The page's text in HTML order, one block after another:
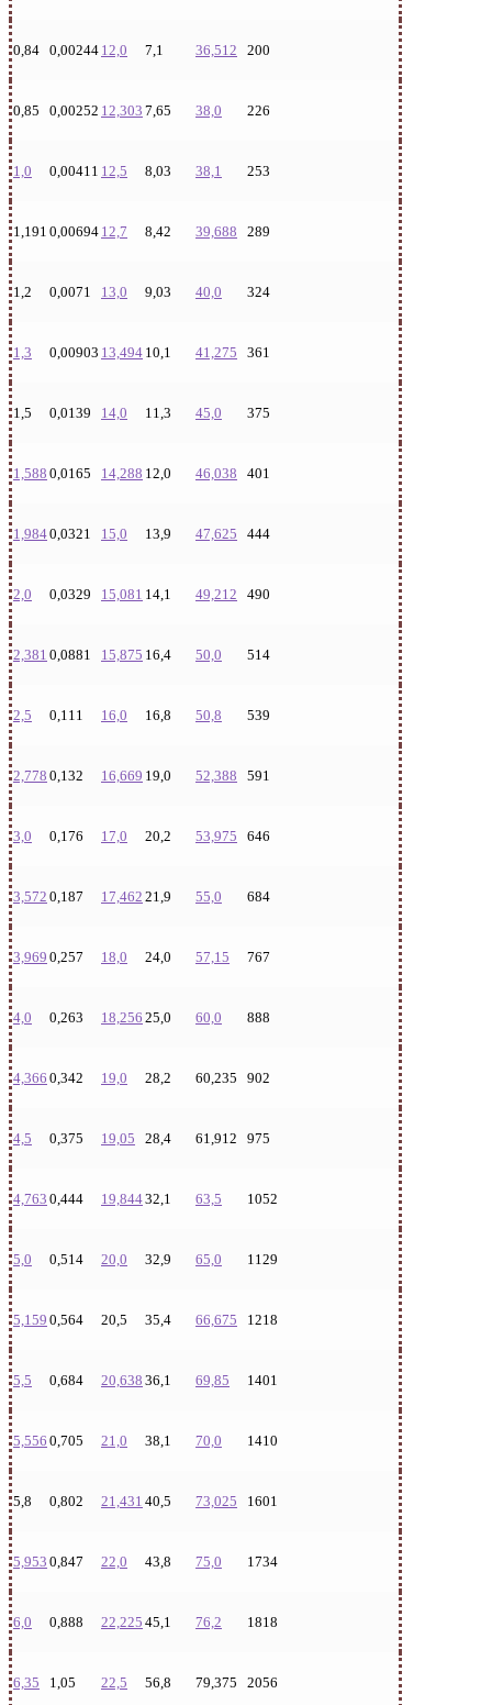
0,84 0,00244 12,0 7,1 36,512 200
0,85 0,00252 12,303 7,65 38,0 226
1,0 0,00411 12,5 8,03 38,1 253
1,191 0,00694 12,7 8,42 39,688 289
1,2 0,0071 13,0 9,03 40,0 324
1,3 0,00903 13,494 10,1 41,275 361
1,5 0,0139 14,0 11,3 45,0 375
1,588 0,0165 14,288 12,0 46,038 401
1,9840,0321 15,0 13,9 47,625 444
2,0 0,0329 15,081 14,1 49,212 490
2,381 0,0881 15,875 16,4 50,0 514
2,5 0,111 16,0 16,8 50,8 539
2,778 0,132 16,669 19,0 52,388 591
3,0 0,176 17,0 20,2 53,975 646
3,572 0,187 17,462 21,9 55,0 684
3,969 0,257 18,0 24,0 57,15 767
4,0 0,263 18,256 25,0 60,0 888
4,366 0,342 19,0 28,2 60,235 902
4,5 0,375 19,05 28,4 61,912 975
4,763 0,444 19,84432,1 63,5 1052
5,0 0,514 20,0 32,9 65,0 1129
5,159 0,564 20,5 35,4 66,675 1218
5,5 0,684 20,638 36,1 69,85 1401
5,556 0,705 21,0 38,1 70,0 1410
5,8 0,802 21,431 40,5 73,025 1601
5,953 0,847 22,0 43,8 75,0 1734
6,0 0,888 22,225 45,1 76,2 1818
6,35 1,05 22,5 56,8 79,375 2056